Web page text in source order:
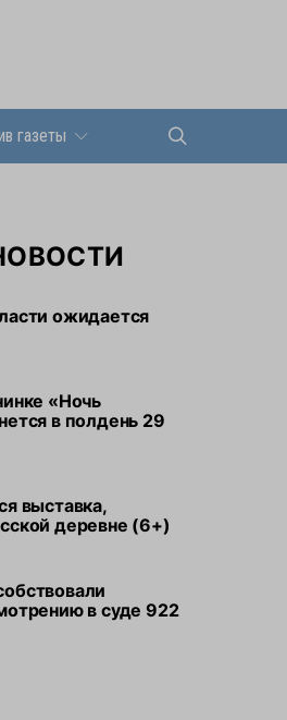
газеты
ожидается
«Ночь
в полдень 29
выставка,
деревне (6+)
в суде 922